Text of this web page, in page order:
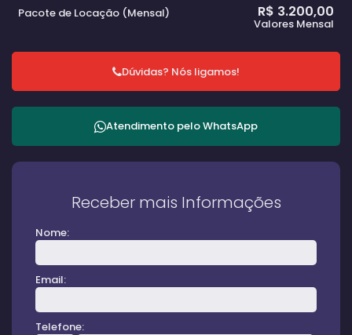
Valores Mensal
R$ 3.200,00
Pacote de Locação (Mensal)
Dúvidas? Nós ligamos!
Atendimento peloWhatsApp
Receber mais Informações
Nome:
Email:
Telefone: